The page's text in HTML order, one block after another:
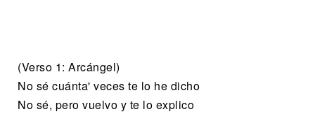
(Verso 1: Arcángel)
No sé cuánta' veces te lo he dicho
No sé, pero vuelvo y te lo explico